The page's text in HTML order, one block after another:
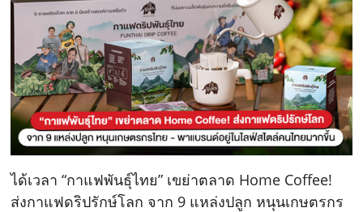
ได้เวลา “กาแฟพันธุ์ไทย” เขย่าตลาด Home Coffee!
ส่งกาแฟดริปรักษ์โลก จาก 9 แหล่งปลูก หนุนเกษตรกร